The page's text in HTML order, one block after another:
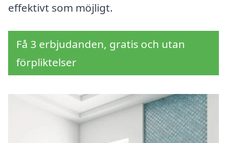
effektivt som möjligt.
Få 3 erbjudanden, gratis och utan
förpliktelser